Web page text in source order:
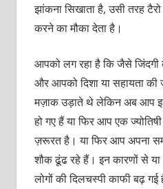
झांकना सिखाता है, उसी तरह
करने का मौका देता है।
आपको लग रहा है कि जैसे जिंदगी
और आपको दिशा या सहायता
मज़ाक उड़ाते थे लेकिन अब आप
हो गए हैं या फिर आप एक ज्‍योतिषी
ज़रूरत है। या फिर आप अपना
शौक ढूंढ रहे हैं। इन कारणों से
लोगों की दिलचस्‍पी काफी बढ़